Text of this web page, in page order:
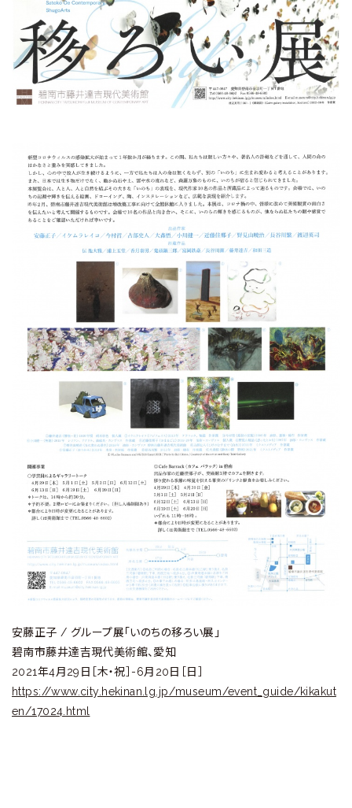
安藤正子 / グループ展「いのちの移ろい展」
碧南市藤井達吉現代美術館、愛知
2021年4月29日［木・祝］-6月20日［日］
https://www.city.hekinan.lg.jp/museum/event_guide/kikakut
en/17024.html